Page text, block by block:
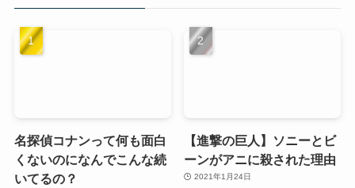
名探偵コナンって何も面白
くないのになんでこんな続
いてるの？
【進撃の巨人】ソニーとビ
ーンがアニに殺された理由
2021年1月24日